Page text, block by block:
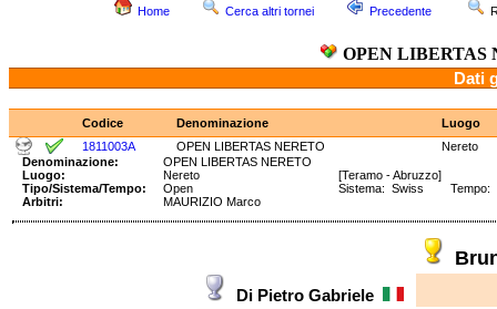
Home Cerca altri tornei Precedente
OPEN LIBERTAS
Dati
Codice Denominazione
Luogo
1811003A
OPEN LIBERTAS NERETO
Nereto
Denominazione:
OPEN LIBERTAS NERETO
Luogo:
Nereto
[Teramo - Abruzzo]
Tipo/Sistema/Tempo:
Open
Sistema: Swiss Tempo:
Arbitri:
MAURIZIO Marco
Di Pietro Gabriele